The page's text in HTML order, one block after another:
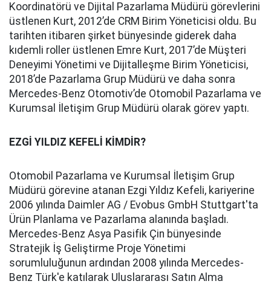
Koordinatörü ve Dijital Pazarlama Müdürü görevlerini
üstlenen Kurt, 2012’de CRM Birim Yöneticisi oldu. Bu
tarihten itibaren şirket bünyesinde giderek daha
kıdemli roller üstlenen Emre Kurt, 2017’de Müşteri
Deneyimi Yönetimi ve Dijitalleşme Birim Yöneticisi,
2018’de Pazarlama Grup Müdürü ve daha sonra
Mercedes-Benz Otomotiv’de Otomobil Pazarlama ve
Kurumsal İletişim Grup Müdürü olarak görev yaptı.
EZGİ YILDIZ KEFELİ KİMDİR?
Otomobil Pazarlama ve Kurumsal İletişim Grup
Müdürü görevine atanan Ezgi Yıldız Kefeli, kariyerine
2006 yılında Daimler AG / Evobus GmbH Stuttgart'ta
Ürün Planlama ve Pazarlama alanında başladı.
Mercedes-Benz Asya Pasifik Çin bünyesinde
Stratejik İş Geliştirme Proje Yönetimi
sorumluluğunun ardından 2008 yılında Mercedes-
Benz Türk'e katılarak Uluslararası Satın Alma